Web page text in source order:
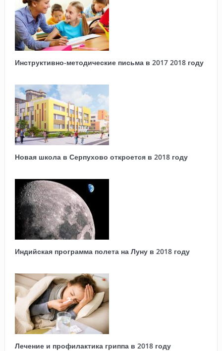
Инструктивно-методические письма в 2017 2018 году
Новая школа в Серпухово откроется в 2018 году
Индийская программа полета на Луну в 2018 году
Лечение и профилактика гриппа в 2018 году